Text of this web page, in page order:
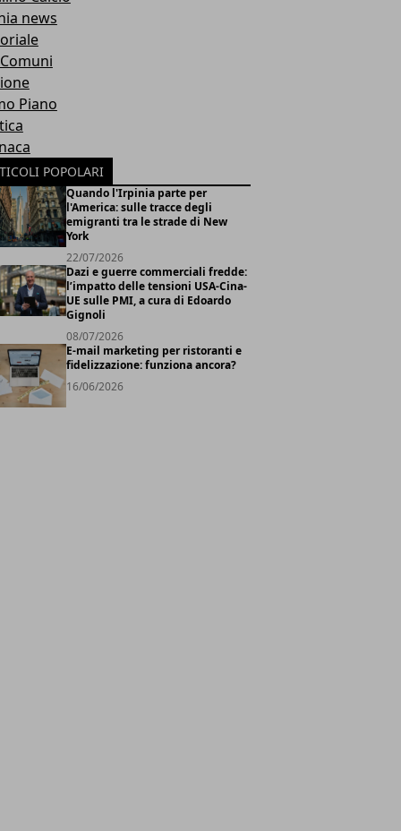
news
Piano
POPOLARI
Quando l'Irpinia parte per
l'America: sulle tracce degli
emigranti tra le strade di New
York
22/07/2026
Dazi e guerre commerciali fredde:
l’impatto delle tensioni USA-Cina-
UE sulle PMI, a cura di Edoardo
Gignoli
08/07/2026
E-mail marketing per ristoranti e
fidelizzazione: funziona ancora?
16/06/2026